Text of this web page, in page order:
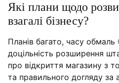
Які плани щодо
взагалі бізнесу?
Планів багато, часу обмаль
доцільність розширення
про відкриття магазину з
та правильного догляду за